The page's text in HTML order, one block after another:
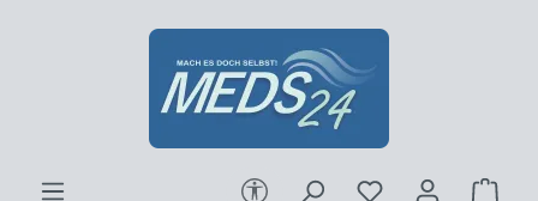
Zum Hauptinhalt springen
Werkzeugleiste anzeigen